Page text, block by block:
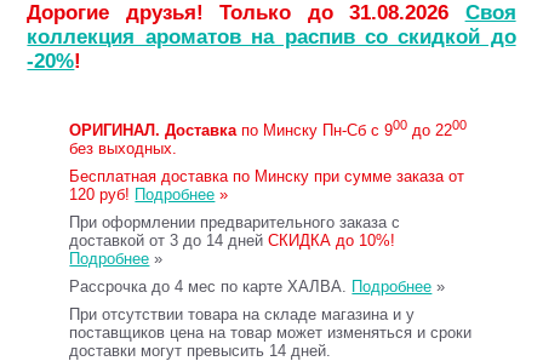
Дорогие друзья! Только до 31.08.2026 Своя
коллекция ароматов на распив со скидкой до
-20%!
ОРИГИНАЛ. Доставкапо Минску Пн-Сб с 900 до 2200
без выходных.
Бесплатная доставка по Минску при сумме заказа от
120 руб! Подробнее »
При оформлении предварительного заказа с
доставкой от 3 до 14 днейСКИДКА до 10%!
Подробнее »
Рассрочка до 4 мес по карте ХАЛВА. Подробнее »
При отсутствии товара на складе магазина и у
поставщиков цена на товар может изменяться и сроки
доставки могут превысить 14 дней.